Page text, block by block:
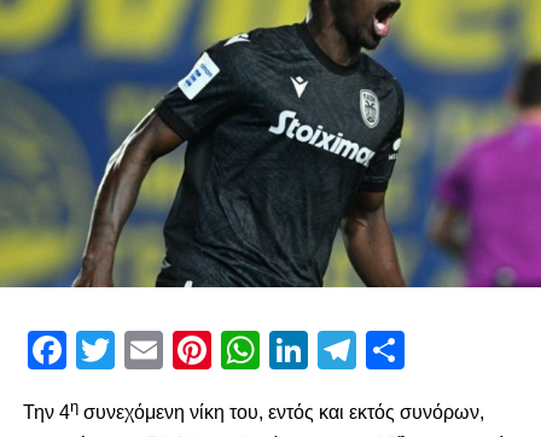
Facebook
Twitter
EmailPinterest
WhatsApp
LinkedIn
Telegram
Την 4ησυνεχόμενη νίκη του, εντός και εκτός συνόρων,